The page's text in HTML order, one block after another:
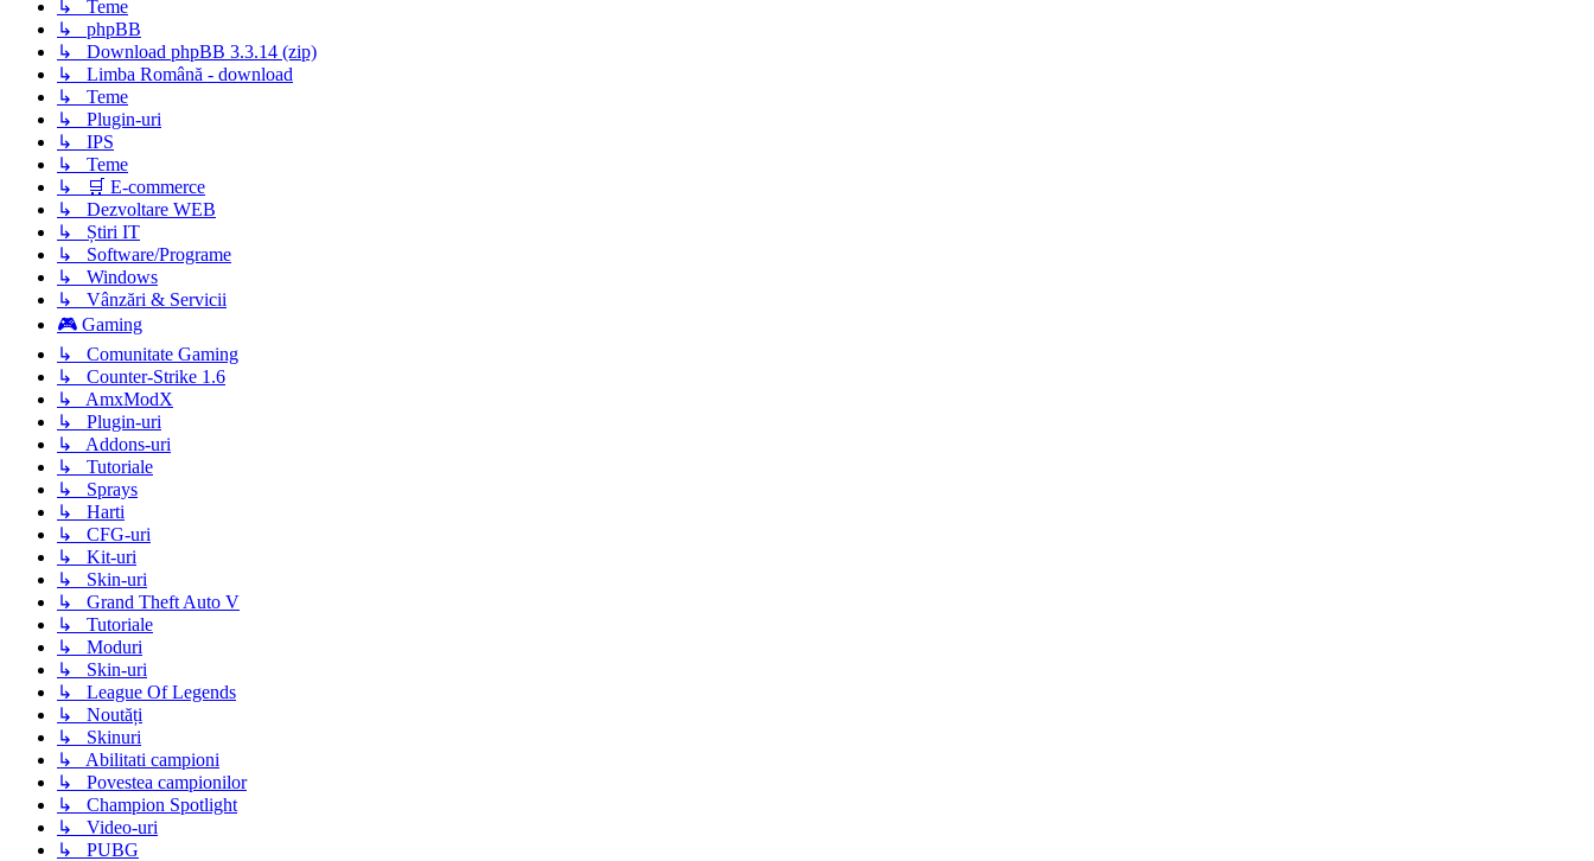
↳ Teme
↳ phpBB
↳ Download phpBB 3.3.14 (zip)
↳ Limba Română - download
↳ Teme
↳ Plugin-uri
↳ IPS
↳ Teme
↳ 🛒 E-commerce
↳ Dezvoltare WEB
↳ Știri IT
↳ Software/Programe
↳ Windows
↳ Vânzări & Servicii
🎮 Gaming
↳ Comunitate Gaming
↳ Counter-Strike 1.6
↳ AmxModX
↳ Plugin-uri
↳ Addons-uri
↳ Tutoriale
↳ Sprays
↳ Harti
↳ CFG-uri
↳ Kit-uri
↳ Skin-uri
↳ Grand Theft Auto V
↳ Tutoriale
↳ Moduri
↳ Skin-uri
↳ League Of Legends
↳ Noutăți
↳ Skinuri
↳ Abilitati campioni
↳ Povestea campionilor
↳ Champion Spotlight
↳ Video-uri
↳ PUBG